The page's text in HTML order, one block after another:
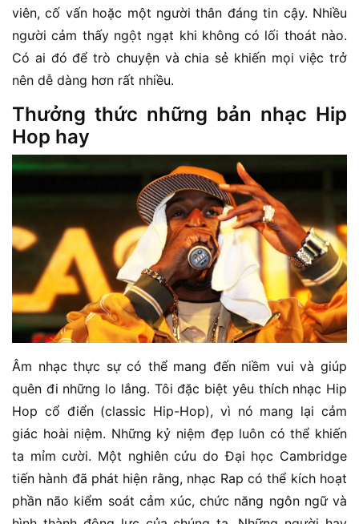
viên, cố vấn hoặc một người thân đáng tin cậy. Nhiều
người cảm thấy ngột ngạt khi không có lối thoát nào.
Có ai đó để trò chuyện và chia sẻ khiến mọi việc trở
nên dễ dàng hơn rất nhiều.
Thưởng thức những bản nhạc Hip
Hop hay
Âm nhạc thực sự có thể mang đến niềm vui và giúp
quên đi những lo lắng. Tôi đặc biệt yêu thích nhạc Hip
Hop cổ điển (classic Hip-Hop), vì nó mang lại cảm
giác hoài niệm. Những kỷ niệm đẹp luôn có thể khiến
ta mỉm cười. Một nghiên cứu do Đại học Cambridge
tiến hành đã phát hiện rằng, nhạc Rap có thể kích hoạt
phần não kiểm soát cảm xúc, chức năng ngôn ngữ và